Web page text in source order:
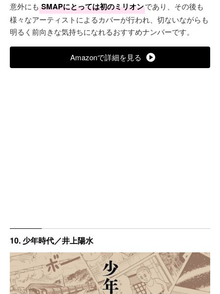
意外にも SMAPにとっては初のミリオンであり、その後も
様々なアーティストによるカバーが行われ、切ないながらも
明るく前向きな気持ちになれるおすすめナンバーです。
Amazonで詳細を見る
10. 少年時代／井上陽水